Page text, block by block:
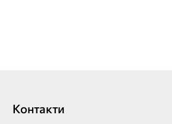
Контакти